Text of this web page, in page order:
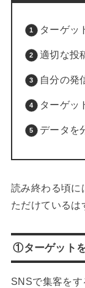
ターゲッ
適切な投
自分の発
ターゲッ
データを
読み終わる頃に
ただけているは
①ターゲット
SNSで集客を